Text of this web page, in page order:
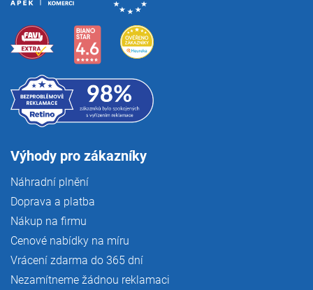
Výhody pro zákazníky
Náhradní plnění
Doprava a platba
Nákup na firmu
Cenové nabídky na míru
Vrácení zdarma do 365 dní
Nezamítneme žádnou reklamaci